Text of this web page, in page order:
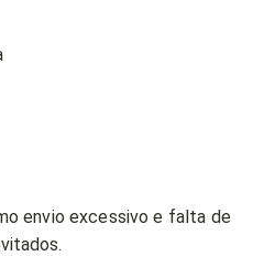
envio excessivo e falta de